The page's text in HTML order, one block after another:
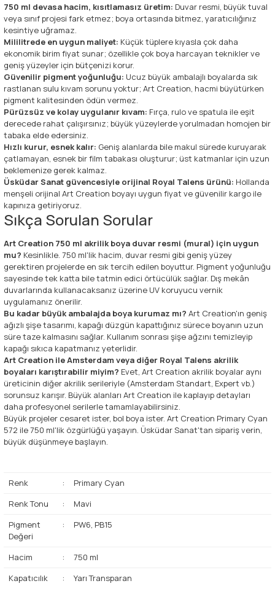
750 ml devasa hacim, kısıtlamasız üretim: Duvar resmi, büyük tuval
veya sınıf projesi fark etmez; boya ortasında bitmez, yaratıcılığınız
kesintiye uğramaz.
Mililitrede en uygun maliyet: Küçük tüplere kıyasla çok daha
ekonomik birim fiyat sunar; özellikle çok boya harcayan teknikler ve
geniş yüzeyler için bütçenizi korur.
Güvenilir pigment yoğunluğu: Ucuz büyük ambalajlı boyalarda sık
rastlanan sulu kıvam sorunu yoktur; Art Creation, hacmi büyütürken
pigment kalitesinden ödün vermez.
Pürüzsüz ve kolay uygulanır kıvam: Fırça, rulo ve spatula ile eşit
derecede rahat çalışırsınız; büyük yüzeylerde yorulmadan homojen bir
tabaka elde edersiniz.
Hızlı kurur, esnek kalır: Geniş alanlarda bile makul sürede kuruyarak
çatlamayan, esnek bir film tabakası oluşturur; üst katmanlar için uzun
beklemenize gerek kalmaz.
Üsküdar Sanat güvencesiyle orijinal Royal Talens ürünü: Hollanda
menşeli orijinal Art Creation boyayı uygun fiyat ve güvenilir kargo ile
kapınıza getiriyoruz.
Sıkça Sorulan Sorular
Art Creation 750 ml akrilik boya duvar resmi (mural) için uygun
mu? Kesinlikle. 750 ml'lik hacim, duvar resmi gibi geniş yüzey
gerektiren projelerde en sık tercih edilen boyuttur. Pigment yoğunluğu
sayesinde tek katta bile tatmin edici örtücülük sağlar. Dış mekân
duvarlarında kullanacaksanız üzerine UV koruyucu vernik
uygulamanız önerilir.
Bu kadar büyük ambalajda boya kurumaz mı? Art Creation'ın geniş
ağızlı şişe tasarımı, kapağı düzgün kapattığınız sürece boyanın uzun
süre taze kalmasını sağlar. Kullanım sonrası şişe ağzını temizleyip
kapağı sıkıca kapatmanız yeterlidir.
Art Creation ile Amsterdam veya diğer Royal Talens akrilik
boyaları karıştırabilir miyim? Evet, Art Creation akrilik boyalar aynı
üreticinin diğer akrilik serileriyle (Amsterdam Standart, Expert vb.)
sorunsuz karışır. Büyük alanları Art Creation ile kaplayıp detayları
daha profesyonel serilerle tamamlayabilirsiniz.
Büyük projeler cesaret ister, bol boya ister. Art Creation Primary Cyan
572 ile 750 ml'lik özgürlüğü yaşayın. Üsküdar Sanat'tan sipariş verin,
büyük düşünmeye başlayın.
Renk :
Primary Cyan
Renk Tonu
:
Mavi
Pigment
Değeri
: PW6, PB15
Hacim :
750 ml
Kapatıcılık
: Yarı Transparan